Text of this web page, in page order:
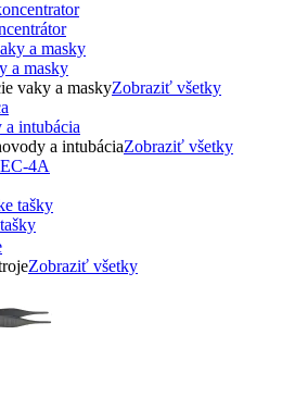
a masky
vaky a maskyZobraziť všetky
intubácia
a intubáciaZobraziť všetky
Zobraziť všetky